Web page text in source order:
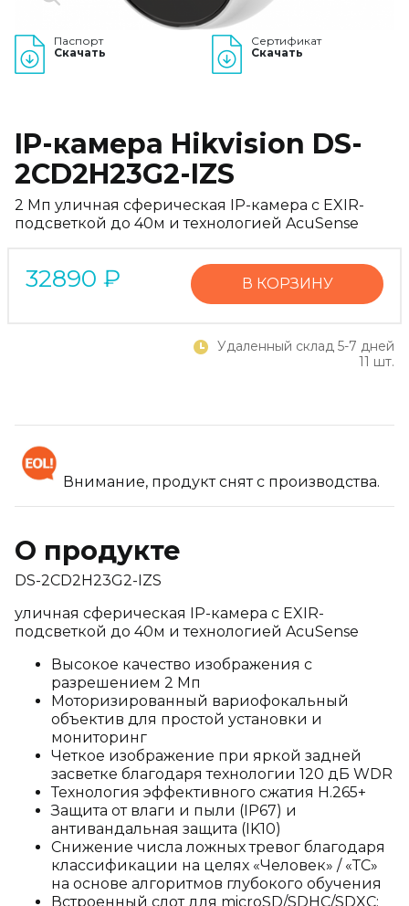
Паспорт
Скачать
Сертификат
Скачать
IP-камера Hikvision DS-
2CD2H23G2-IZS
2 Мп уличная сферическая IP-камера с EXIR-
подсветкой до 40м и технологией AcuSense
32890 ₽ В КОРЗИНУ
Удаленный склад 5-7 дней
11 шт.
Внимание, продукт снят с производства.
О продукте
DS-2CD2H23G2-IZS
уличная сферическая IP-камера с EXIR-
подсветкой до 40м и технологией AcuSense
Высокое качество изображения с
разрешением 2 Мп
Моторизированный вариофокальный
объектив для простой установки и
мониторинг
Четкое изображение при яркой задней
засветке благодаря технологии 120 дБ WDR
Технология эффективного сжатия H.265+
Защита от влаги и пыли (IP67) и
антивандальная защита (IK10)
Снижение числа ложных тревог благодаря
классификации на целях «Человек» / «ТС»
на основе алгоритмов глубокого обучения
Встроенный слот для microSD/SDHC/SDXC: